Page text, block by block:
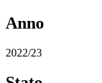
Anno
2022/23